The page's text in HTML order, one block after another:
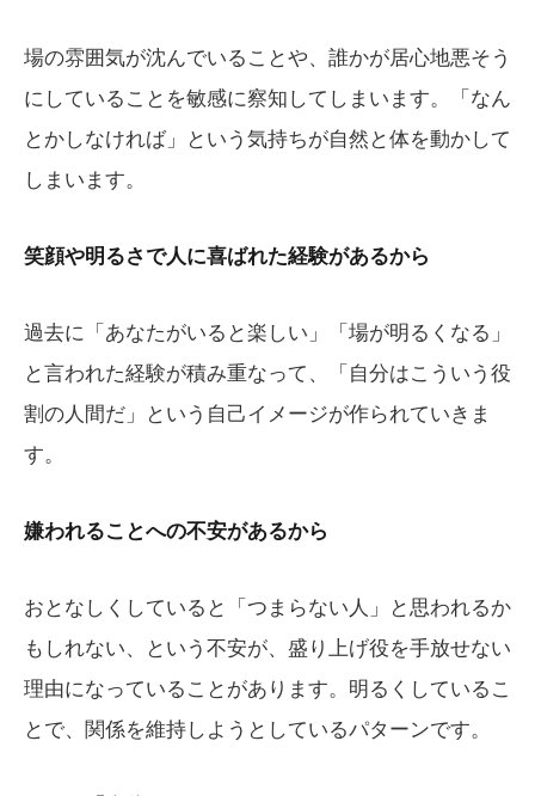
場の雰囲気が沈んでいることや、誰かが居心地悪そう
にしていることを敏感に察知してしまいます。「なん
とかしなければ」という気持ちが自然と体を動かして
しまいます。
笑顔や明るさで人に喜ばれた経験があるから
過去に「あなたがいると楽しい」「場が明るくなる」
と言われた経験が積み重なって、「自分はこういう役
割の人間だ」という自己イメージが作られていきま
す。
嫌われることへの不安があるから
おとなしくしていると「つまらない人」と思われるか
もしれない、という不安が、盛り上げ役を手放せない
理由になっていることがあります。明るくしているこ
とで、関係を維持しようとしているパターンです。